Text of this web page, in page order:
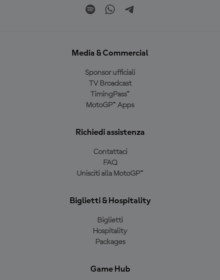
Media & Commercial
Sponsor ufficiali
TV Broadcast
TimingPass™
MotoGP™ Apps
Richiedi assistenza
Contattaci
FAQ
Unisciti alla MotoGP™
Biglietti & Hospitality
Biglietti
Hospitality
Packages
Game Hub